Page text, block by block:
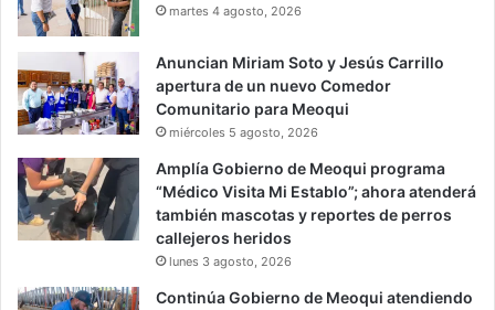
martes 4 agosto, 2026
Anuncian Miriam Soto y Jesús Carrillo
apertura de un nuevo Comedor
Comunitario para Meoqui
miércoles 5 agosto, 2026
Amplía Gobierno de Meoqui programa
“Médico Visita Mi Establo”; ahora atenderá
también mascotas y reportes de perros
callejeros heridos
lunes 3 agosto, 2026
Continúa Gobierno de Meoqui atendiendo